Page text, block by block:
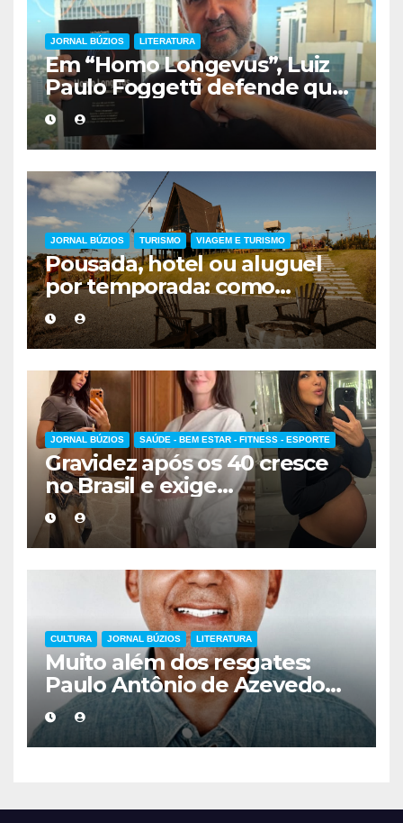
JORNAL BÚZIOS LITERATURA
Em “Homo Longevus”, Luiz
Paulo Foggetti defende que
viver mais exigirá uma nova
forma de encarar a vida
JORNAL BÚZIOS TURISMO VIAGEM E TURISMO
Pousada, hotel ou aluguel
por temporada: como
escolher a melhor
hospedagem
JORNAL BÚZIOS SAÚDE - BEM ESTAR - FITNESS - ESPORTE
Gravidez após os 40 cresce
no Brasil e exige
acompanhamento médico
mais cuidadoso
CULTURA JORNAL BÚZIOS LITERATURA
Muito além dos resgates:
Paulo Antônio de Azevedo
eterniza a coragem, a
humanidade e a missão dos
guarda-vidas na literatura